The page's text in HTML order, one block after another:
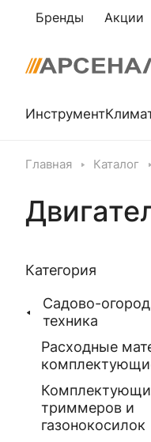
Бренды Акции
Инструмент
Главная Каталог
Категория
Садово-
техника
Расходные
триммеров и
газонокосилок